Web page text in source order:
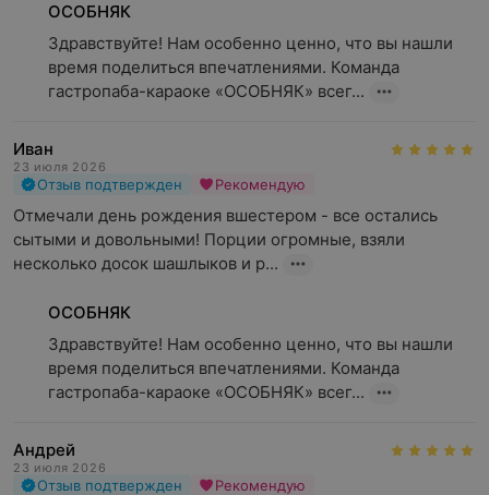
ОСОБНЯК
Здравствуйте! Нам особенно ценно, что вы нашли
время поделиться впечатлениями. Команда
гастропаба-караоке «ОСОБНЯК» всег...
Иван
23 июля 2026
Отзыв подтвержден Рекомендую
Отмечали день рождения вшестером - все остались
сытыми и довольными! Порции огромные, взяли
несколько досок шашлыков и р...
ОСОБНЯК
Здравствуйте! Нам особенно ценно, что вы нашли
время поделиться впечатлениями. Команда
гастропаба-караоке «ОСОБНЯК» всег...
Андрей
23 июля 2026
Отзыв подтвержден Рекомендую